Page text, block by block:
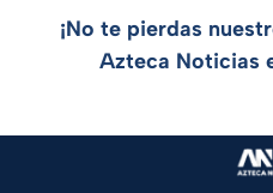
¡No te pierdas
Azteca Noticias